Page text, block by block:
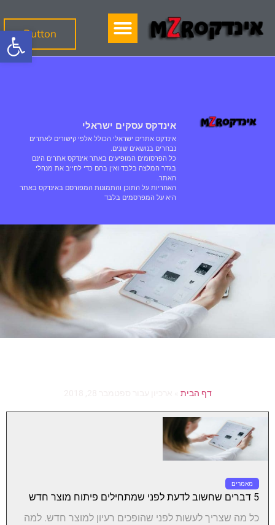
Button
אינדקס עסקים ישראלי
אינדקס אתרים ישראלי הכולל אלפי קישורים לאתרים
נבחרים בנושאים שונים.
כל הפרסומים המופיעים באתר אינדקס אתרים הינם
בגדר המלצה בלבד ואין בהם כדי לחייב את מנהלי
האתר.
האחריות על התוכן והתמונות המפורסם באינדקס באתר
היא על המפרסמים בלבד
דף הבית
מאמרים
5 דברים שחשוב לדעת לפני שמתחילים פיתוח מוצר חדש
כל מה שצריך לעשות לפני שהופכים רעיון למוצר חדש. למה